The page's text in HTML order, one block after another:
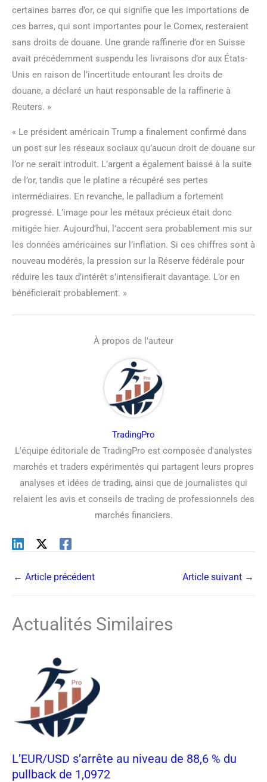
certaines barres d’or, ce qui signifie que les importations de
ces barres, qui sont importantes pour le Comex, resteraient
sans droits de douane. Une grande raffinerie d’or en Suisse
avait précédemment suspendu les livraisons d’or aux États-
Unis en raison de l’incertitude entourant les droits de
douane, a déclaré un haut responsable de la raffinerie à
Reuters. »
« Le président américain Trump a finalement confirmé dans
un post sur les réseaux sociaux qu’aucun droit de douane sur
l’or ne serait introduit. L’argent a également baissé à la suite
de l’or, tandis que le platine a récupéré ses pertes
intermédiaires. En revanche, le palladium a fortement
progressé. L’image pour les métaux précieux était donc
mitigée hier. Aujourd’hui, l’accent sera probablement mis sur
les données américaines sur l’inflation. Si ces chiffres sont à
nouveau modérés, la pression sur la Réserve fédérale pour
réduire les taux d’intérêt s’intensifierait davantage. L’or en
bénéficierait probablement. »
À propos de l'auteur
TradingPro
L'équipe éditoriale de TradingPro est composée d'analystes
marchés et traders expérimentés qui partagent leurs propres
analyses et idées de trading, ainsi que de journalistes qui
relaient les avis et conseils de trading de professionnels des
marchés financiers.
← Article précédent Article suivant →
Actualités Similaires
L’EUR/USD s’arrête au niveau de 88,6 % du
pullback de 1,0972